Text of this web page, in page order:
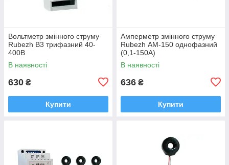
Вольтметр змінного струму
Rubezh В3 трифазний 40-
400В
В наявності
630 ₴
Купити
Амперметр змінного струму
Rubezh АМ-150 однофазний
(0,1-150А)
В наявності
636 ₴
Купити